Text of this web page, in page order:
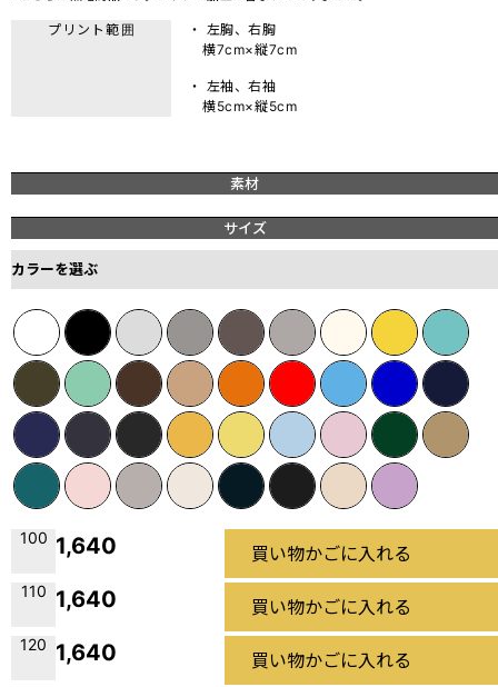
プリント範囲
・ 左胸、右胸
横7cm×縦7cm
・ 左袖、右袖
横5cm×縦5cm
素材
サイズ
カラーを選ぶ
100 1,640 買い物かごに入れる
110 1,640 買い物かごに入れる
120 1,640 買い物かごに入れる